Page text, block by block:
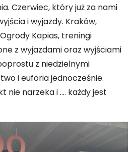
Czerwiec, który już za nami
i wyjazdy. Kraków,
Kapias, treningi
z wyjazdami oraz wyjściami
z niedzielnymi
i euforia jednocześnie.
nie narzeka i …. każdy jest